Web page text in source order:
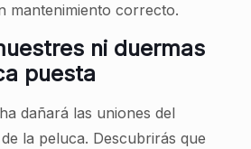
mantenimiento correcto.
ni duermas
puesta
dañará las uniones del
la peluca. Descubrirás que